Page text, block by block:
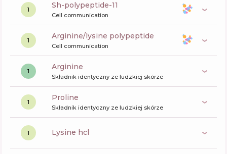
1 sh-polypeptide-11
Cell communication
1 arginine/lysine polypeptide
Cell communication
1 arginine
Składnik identyczny ze ludzkiej skórze
1 proline
Składnik identyczny ze ludzkiej skórze
1 lysine hcl